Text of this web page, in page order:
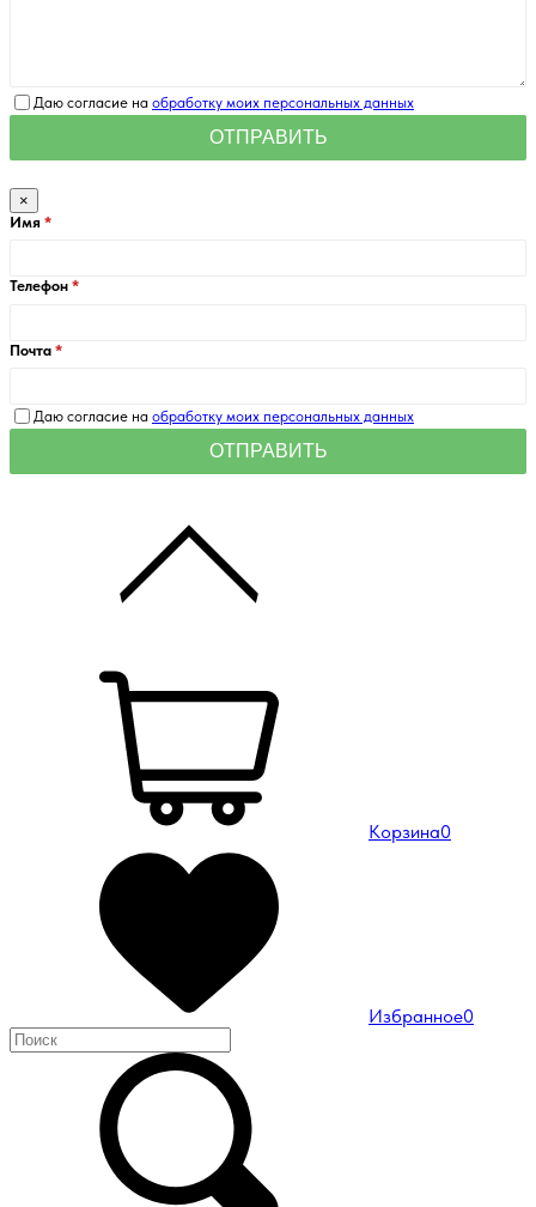
Даю согласие на обработку моих персональных данных
×
Имя
Телефон
Почта
Даю согласие на обработку моих персональных данных
Корзина0
Избранное0